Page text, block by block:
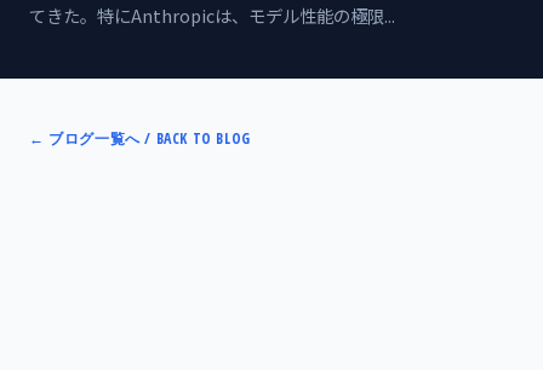
てきた。特にAnthropicは、モデル性能の極限...
← ブログ一覧へ / BACK TO BLOG